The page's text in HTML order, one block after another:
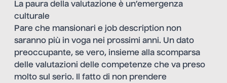
La paura della valutazione è un’emergenza
culturale
Pare che mansionari e job description non
saranno più in voga nei prossimi anni. Un dato
preoccupante, se vero, insieme alla scomparsa
delle valutazioni delle competenze che va preso
molto sul serio. Il fatto di non prendere